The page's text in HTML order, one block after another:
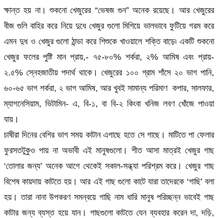
ক্ষান্ত হয় না। শুকনো খেজুরের “ভেষজ গুন” অনেক রয়েছে। আর খেজুরের
বীজ গুলি বাহির করে নিয়ে দুধে খেজুর গুলো মিশিয়ে ভালভাবে ফুটিয়ে গরম করে
এমন দুধ ও খেজুর গুলো ঠান্ডা করে শিশুকে খাওয়ালে শক্তি বাড়ে৷ একটি শুকনো
খেজুর ফলের পুষ্টি মান প্রায়,- ৭৫-৮০% শর্করা, ২% আমিষ এবং প্রায়-
২.৫% স্নেহজাতীয় পদার্থ থাকে। খেজুরের ১০০ গ্রাম শাঁসে ২০ ভাগ পানি,
৬০-৬৫ ভাগ শর্করা, ২ ভাগ আমিষ, আর খুবই সামান্য পরিমাণ কপার, সালফার,
ম্যাগনেসিয়াম, ভিটামিন- এ, বি-১, বা বি-২ কিংবা খনিজ লবণ খোঁজে পাওয়া
যায়।
চাষীরা দিনের বেশির ভাগ সময় কাটান এগাছে হতে সে গাছে। মাটিতে পা ফেলার
ফুরসতটুকুও পায় না অভাবী এই মানুষগুলো। শীত আসা মাত্রই খেজুর গাছ
‘তোলার জন্য’ অনেক আগে থেকেই সকাল-সন্ধ্যা পরিশ্রম করে। খেজুর গাছ
বিশেষ কায়দায় কাটতে হয়। আর এই গাছ গুলো কাটে যারা তাদেরকে ‘গাছি’ বলা
হয়। তারা নানা উপকরণ সমন্বয়ে গাছি নাম ধারি মানুষ পরিচ্ছন্ন ভাবেই গাছ
কাটার জন্য ব্যস্ত হয়ে যান। গাছগুলো কাটতে যেন ব্যবহার করেন দা, দড়ি,